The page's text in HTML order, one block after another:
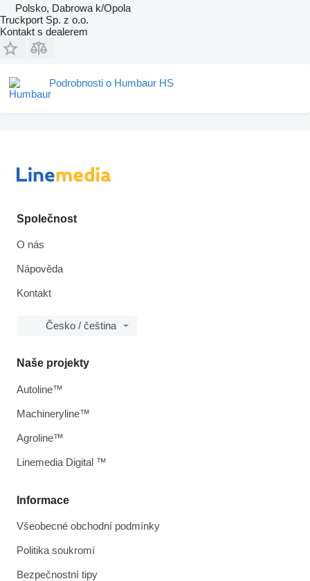
Polsko, Dabrowa k/Opola
Truckport Sp. z o.o.
Kontakt s dealerem
Podrobnosti o Humbaur HS
Společnost
O nás
Nápověda
Kontakt
Česko / čeština
Informace
Všeobecné obchodní podmínky
Politika soukromí
Bezpečnostní tipy
Naše projekty
Autoline™
Machineryline™
Agroline™
Linemedia Digital ™